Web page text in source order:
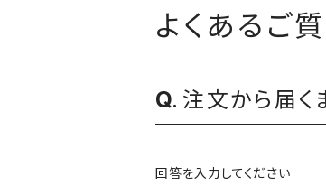
よくあるご質
注文から届く
回答を入力してください